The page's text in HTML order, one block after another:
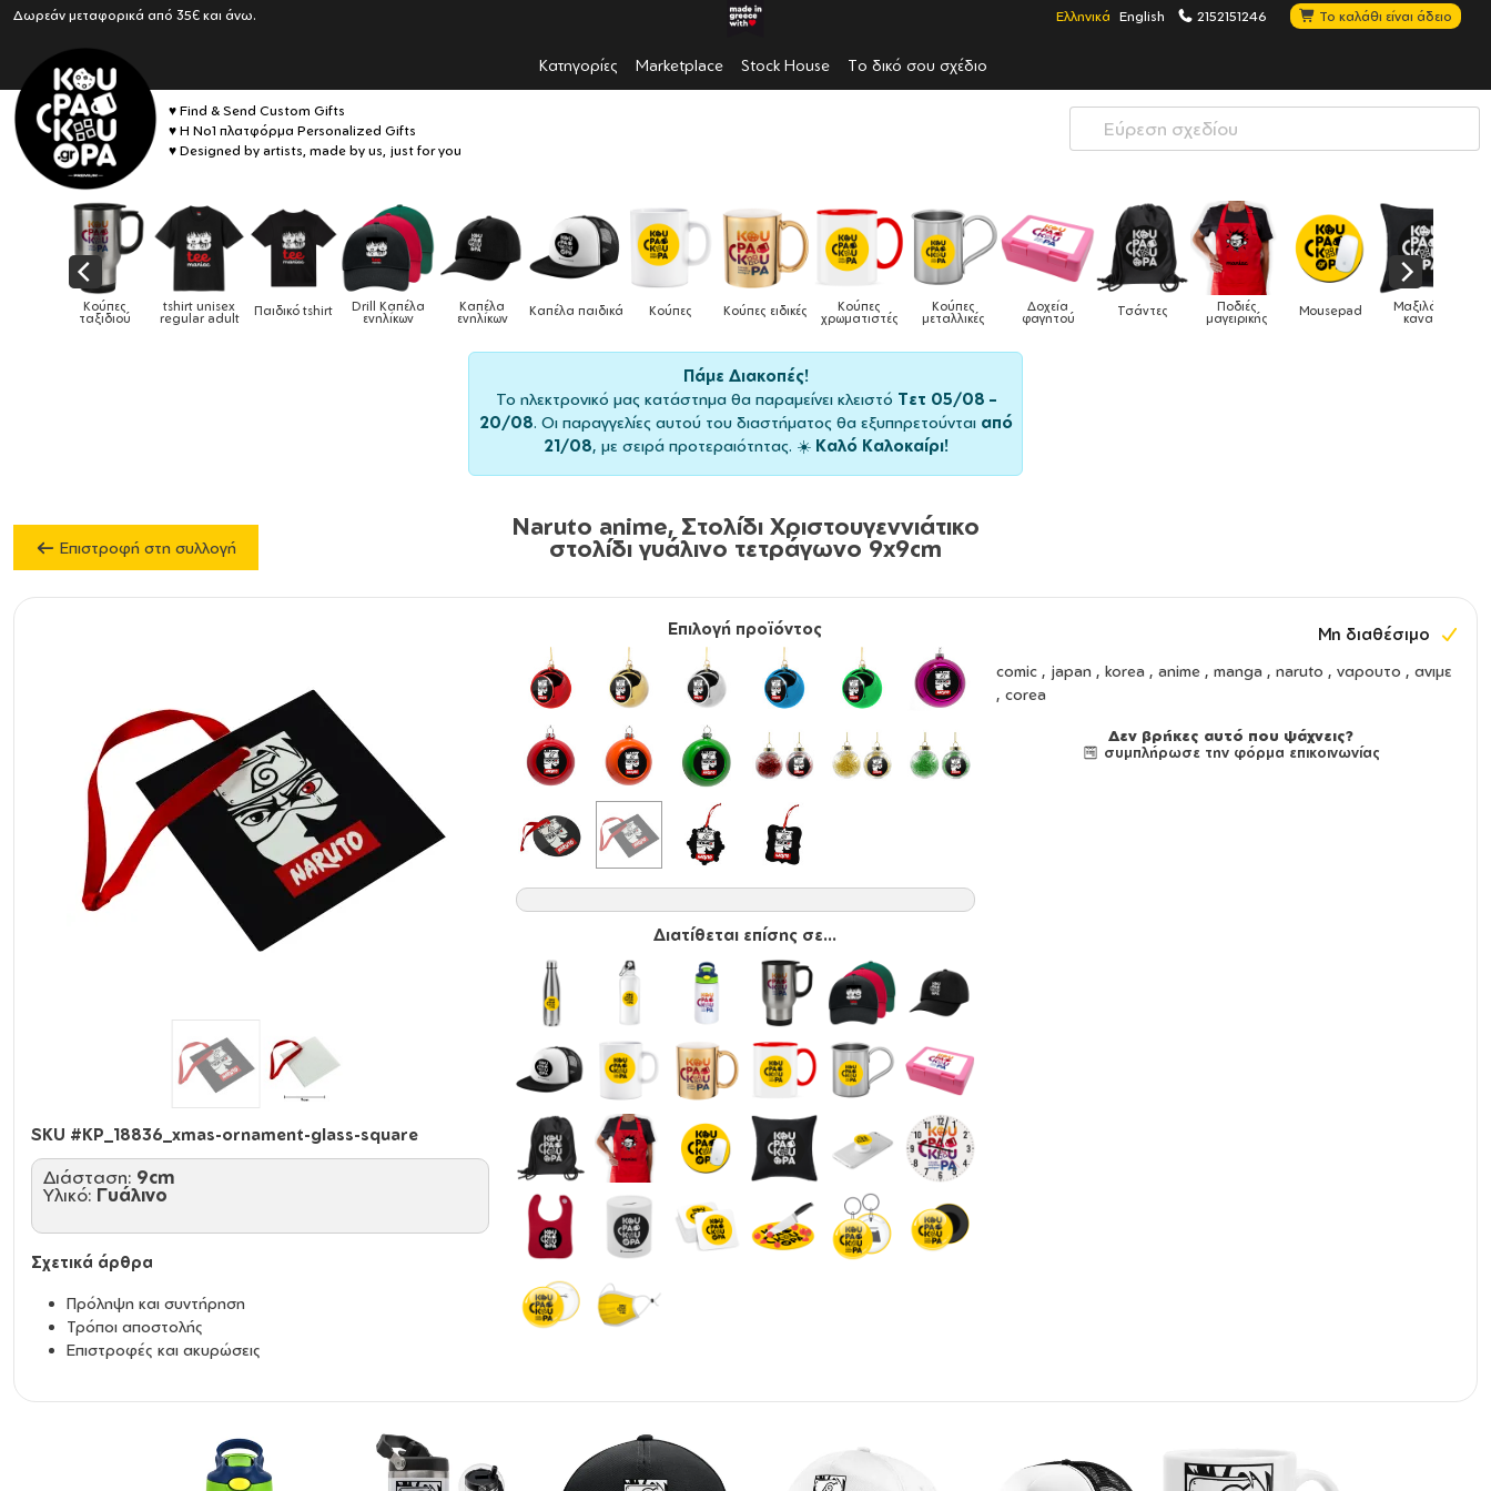
Δωρεάν μεταφορικά από 35€ και άνω. Ελληνικά English 2152151246 Το καλάθι είναι άδειο
Κατηγορίες Marketplace Stock House Το δικό σου σχέδιο
♥ Find & Send Custom Gifts
♥ Η No1 πλατφόρμα Personalized Gifts
♥ Designed by artists, made by us, just for you
Drill Καπέλα
ενηλίκων
Καπέλα
ενηλίκων Καπέλα παιδικά Κούπες Κούπες ειδικές Κούπες
χρωματιστές
Κούπες
μεταλλικές
Δοχεία
φαγητού Τσάντες Ποδιές
μαγειρικής Mousepad Μαξιλάρια
καναπέ Phone Holders Ρολόγια Βρεφικά
Πάμε Διακοπές!
Το ηλεκτρονικό μας κατάστημα θα παραμείνει κλειστό Τετ 05/08 –
20/08. Οι παραγγελίες αυτού του διαστήματος θα εξυπηρετούνται από
21/08, με σειρά προτεραιότητας. ☀️ Καλό Καλοκαίρι!
Επιστροφή στη συλλογή
Naruto anime, Στολίδι Χριστουγεννιάτικο
στολίδι γυάλινο τετράγωνο 9x9cm
SKU #KP_18836_xmas-ornament-glass-square
Διάσταση: 9cm
Υλικό: Γυάλινο
Σχετικά άρθρα
Πρόληψη και συντήρηση
Τρόποι αποστολής
Επιστροφές και ακυρώσεις
Επιλογή προϊόντος
Διατίθεται επίσης σε...
Μη διαθέσιμο
comic , japan , korea , anime , manga , naruto , ναρουτο , ανιμε
, corea
Δεν βρήκες αυτό που ψάχνεις?
συμπλήρωσε την φόρμα επικοινωνίας